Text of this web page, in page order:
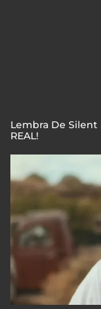
Lembra De Silent
REAL!